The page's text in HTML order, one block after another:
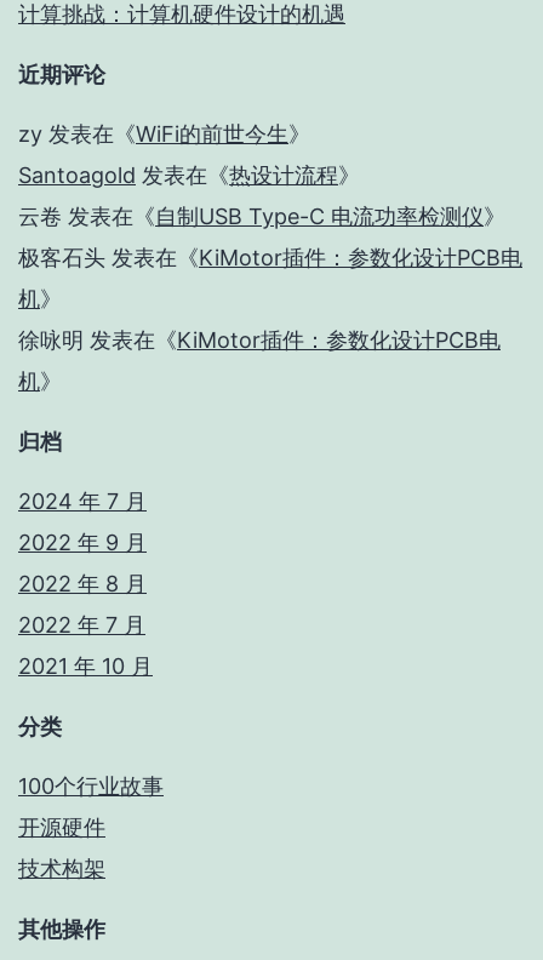
计算挑战：计算机硬件设计的机遇
近期评论
zy 发表在《WiFi的前世今生》
Santoagold 发表在《热设计流程》
云卷 发表在《自制USB Type-C 电流功率检测仪》
极客石头 发表在《KiMotor插件：参数化设计PCB电
机》
徐咏明 发表在《KiMotor插件：参数化设计PCB电
机》
归档
2024 年 7 月
2022 年 9 月
2022 年 8 月
2022 年 7 月
2021 年 10 月
分类
100个行业故事
开源硬件
技术构架
其他操作